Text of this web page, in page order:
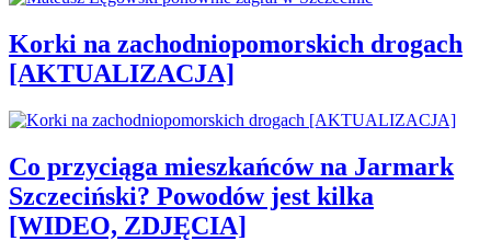
Korki na zachodniopomorskich drogach
[AKTUALIZACJA]
Co przyciąga mieszkańców na Jarmark
Szczeciński? Powodów jest kilka
[WIDEO, ZDJĘCIA]